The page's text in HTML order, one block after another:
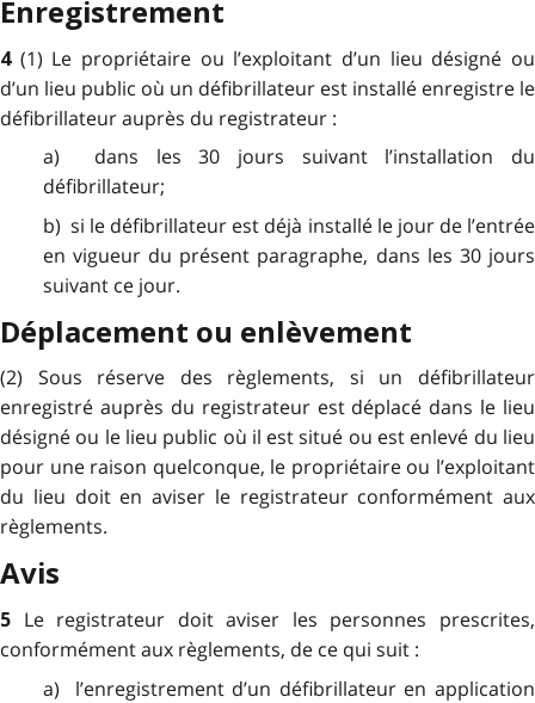
Enregistrement
4 (1) Le propriétaire ou l’exploitant d’un lieu désigné ou
d’un lieu public où un défibrillateur est installé enregistre le
défibrillateur auprès du registrateur :
a) dans les 30 jours suivant l’installation du
défibrillateur;
b) si le défibrillateur est déjà installé le jour de l’entrée
en vigueur du présent paragraphe, dans les 30 jours
suivant ce jour.
Déplacement ou enlèvement
(2) Sous réserve des règlements, si un défibrillateur
enregistré auprès du registrateur est déplacé dans le lieu
désigné ou le lieu public où il est situé ou est enlevé du lieu
pour une raison quelconque, le propriétaire ou l’exploitant
du lieu doit en aviser le registrateur conformément aux
règlements.
Avis
5 Le registrateur doit aviser les personnes prescrites,
conformément aux règlements, de ce qui suit :
a) l’enregistrement d’un défibrillateur en application